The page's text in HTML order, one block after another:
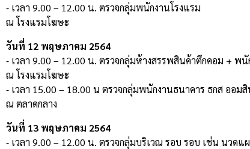
⁃ เวลา 9.00 – 12.00 น. ตรวจกลุ่มพนักงานโรงแรม
ณ โรงแรมโฆษะ
วันที่ 12 พฤษภาคม 2564
⁃ เวลา 9.00 – 12.00 น. ตรวจกลุ่มห้างสรรพสินค้าตึกคอม + พ
ณ โรงแรมโฆษะ
⁃ เวลา 15.00 – 18.00 น ตรวจกลุ่มพนักงานธนาคาร ธกส ออม
ณ ตลาดกลาง
วันที่ 13 พฤษภาคม 2564
⁃ เวลา 9.00 – 12.00 น. ตรวจกลุ่มบริเวณ รอบ รอบ เช่น นว